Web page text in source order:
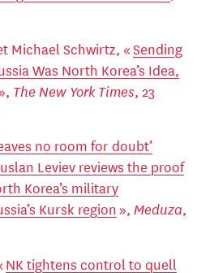
Michael Schwirtz, «Sending
Was North Korea’s Idea,
The New York Times, 23
no room for doubt’
Leviev reviews the proof
Korea’s military
Kursk region», Meduza,
NK tightens control to quell